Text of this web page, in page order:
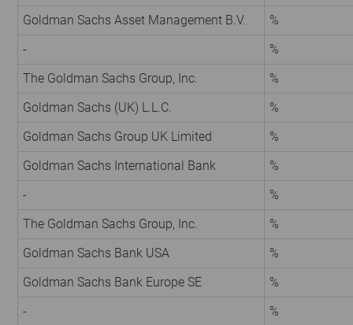
Goldman Sachs Asset Management B.V.
%
-
%
The Goldman Sachs Group, Inc.
%
Goldman Sachs (UK) L.L.C.
%
Goldman Sachs Group UK Limited
%
Goldman Sachs International Bank
%
-
%
The Goldman Sachs Group, Inc.
%
Goldman Sachs Bank USA
%
Goldman Sachs Bank Europe SE
%
-
%